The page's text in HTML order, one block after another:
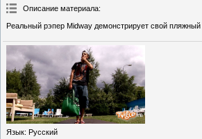
Описание материала:
Реальный рэпер Midway демонстрирует свой пляжный
Язык: Русский